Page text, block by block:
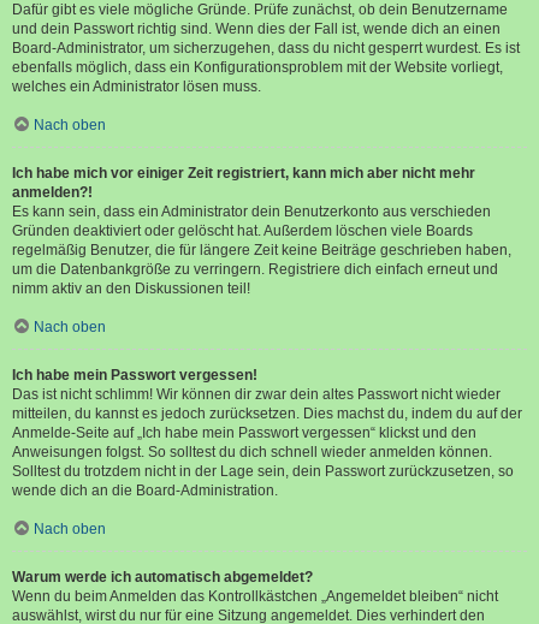
Dafür gibt es viele mögliche Gründe. Prüfe zunächst, ob dein Benutzername
und dein Passwort richtig sind. Wenn dies der Fall ist, wende dich an einen
Board-Administrator, um sicherzugehen, dass du nicht gesperrt wurdest. Es ist
ebenfalls möglich, dass ein Konfigurationsproblem mit der Website vorliegt,
welches ein Administrator lösen muss.
Nach oben
Ich habe mich vor einiger Zeit registriert, kann mich aber nicht mehr
anmelden?!
Es kann sein, dass ein Administrator dein Benutzerkonto aus verschieden
Gründen deaktiviert oder gelöscht hat. Außerdem löschen viele Boards
regelmäßig Benutzer, die für längere Zeit keine Beiträge geschrieben haben,
um die Datenbankgröße zu verringern. Registriere dich einfach erneut und
nimm aktiv an den Diskussionen teil!
Nach oben
Ich habe mein Passwort vergessen!
Das ist nicht schlimm! Wir können dir zwar dein altes Passwort nicht wieder
mitteilen, du kannst es jedoch zurücksetzen. Dies machst du, indem du auf der
Anmelde-Seite auf „Ich habe mein Passwort vergessen“ klickst und den
Anweisungen folgst. So solltest du dich schnell wieder anmelden können.
Solltest du trotzdem nicht in der Lage sein, dein Passwort zurückzusetzen, so
wende dich an die Board-Administration.
Nach oben
Warum werde ich automatisch abgemeldet?
Wenn du beim Anmelden das Kontrollkästchen „Angemeldet bleiben“ nicht
auswählst, wirst du nur für eine Sitzung angemeldet. Dies verhindert den